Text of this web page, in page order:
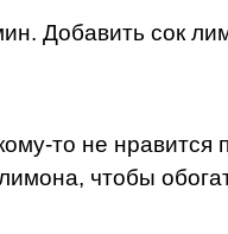
Добавить сок
то не нравится
чтобы